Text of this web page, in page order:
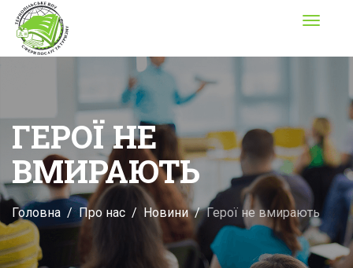
Toggle
ГЕРОЇ НЕ
ВМИРАЮТЬ
Головна Про нас Новини Герої не вмирають